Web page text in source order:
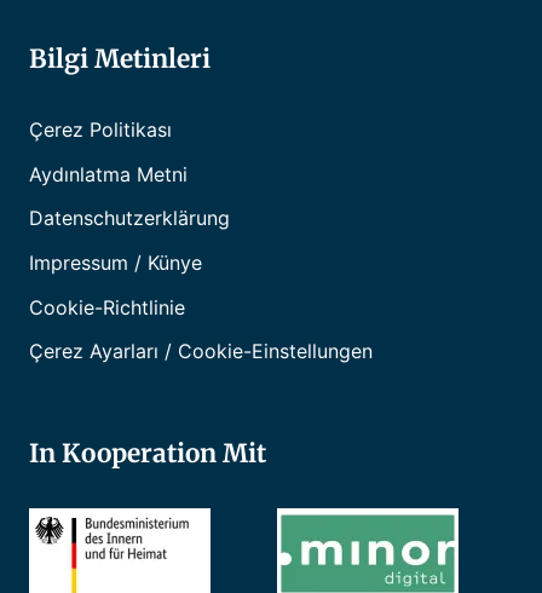
Bilgi Metinleri
Çerez Politikası
Aydınlatma Metni
Datenschutzerklärung
Impressum / Künye
Cookie-Richtlinie
Çerez Ayarları / Cookie-Einstellungen
In Kooperation Mit